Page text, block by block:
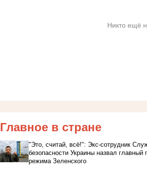
Никто ещё
Главное в стране
"Это, считай, всё!": Экс-сотрудник
безопасности Украины назвал главный
режима Зеленского